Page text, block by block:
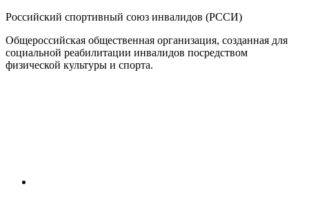
Российский спортивный союз инвалидов (РССИ)
Общероссийская общественная организация, созданная для
социальной реабилитации инвалидов посредством
физической культуры и спорта.